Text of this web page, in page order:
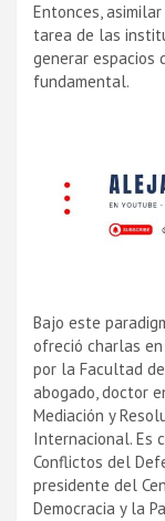
Entonces,
tarea de las
generar espacios
fundamental.
Bajo este
ofreció charlas en
por la Facultad
abogado, doctor
Mediación y
Internacional. Es
Conflictos del
presidente del
Democracia y la